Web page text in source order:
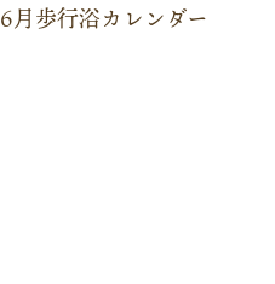
6月歩行浴カレンダー